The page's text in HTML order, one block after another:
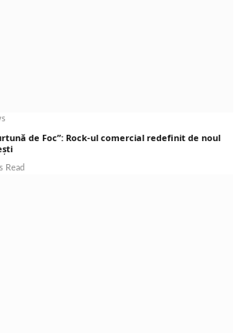
de Foc”: Rock-ul comercial redefinit de noul
Read